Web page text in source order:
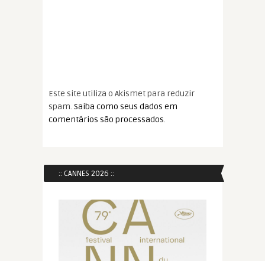
Este site utiliza o Akismet para reduzir
spam. Saiba como seus dados em
comentários são processados.
:: CANNES 2026 ::